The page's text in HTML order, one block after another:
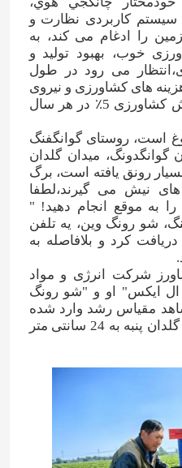
سیستم کاربردی نظارت و
را ادغام می کند، به
خوب، بهبود تولید و
می رود در طول
یوآن هزینه های کشاورزی و نیروی
کار را کاهش دهد.، و افزایش کشاورزی 5٪ در هر سال
است، روستای گوانگفنگ
میدان گلدان
رونق یافته است، برگ
نیش می گیرند،لطفا
به موقع انجام دهید! "
شو رونگ وين، يه تلفن
کرد و بلافاصله به
شرکت انرژی و مواد
ال ایکس" او و "شو رونگ
مقیاس رشد وارد شده
در خاک نشان داد که ارتفاع گلدان پنبه به 24 سانتی متر